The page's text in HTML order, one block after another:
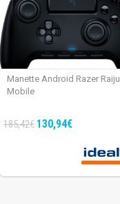
Manette Android Razer Raiju
Mobile
185,42€ 130,94€